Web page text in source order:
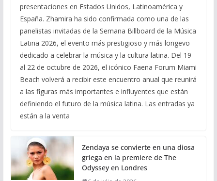
presentaciones en Estados Unidos, Latinoamérica y
España. Zhamira ha sido confirmada como una de las
panelistas invitadas de la Semana Billboard de la Música
Latina 2026, el evento más prestigioso y más longevo
dedicado a celebrar la música y la cultura latina. Del 19
al 22 de octubre de 2026, el icónico Faena Forum Miami
Beach volverá a recibir este encuentro anual que reunirá
a las figuras más importantes e influyentes que están
definiendo el futuro de la música latina. Las entradas ya
están a la venta
Zendaya se convierte en una diosa
griega en la premiere de The
Odyssey en Londres